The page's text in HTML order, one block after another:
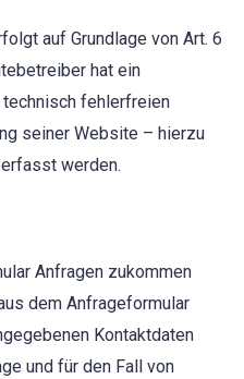
auf Grundlage von Art. 6
hat ein
fehlerfreien
seiner Website – hierzu
werden.
Anfragen zukommen
dem Anfrageformular
Kontaktdaten
und für den Fall von